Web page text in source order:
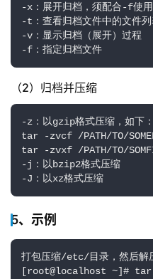
-x：展开归档，须配合-f使
-t：查看归档文件中的文件
-v：显示归档（展开）过程
-f：指定归档文件
（2）归档并压缩
-z：以gzip格式压缩，如下：
tar -zvcf /PATH/TO/
tar -zvxf /PATH/TO/
-j：以bzip2格式压缩
-J：以xz格式压缩
5、示例
打包压缩/etc/目录，然后解
[root@localhost ~]#